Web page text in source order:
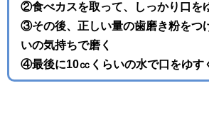
②食べカスを取って、しっかり口を
③その後、正しい量の歯磨き粉をつ
いの気持ちで磨く
④最後に10㏄くらいの水で口をゆす